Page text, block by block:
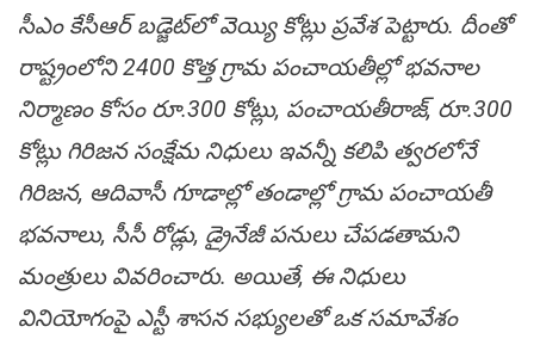
సీఎం కేసీఆర్‌ బ‌డ్జెట్‌లో వెయ్యి కోట్లు ప్ర‌వేశ పెట్టారు. దీంతో
రాష్ట్రంలోని 2400 కొత్త గ్రామ పంచాయ‌తీల్లో భ‌వ‌నాల
నిర్మాణం కోసం రూ.300 కోట్లు, పంచాయ‌తీరాజ్‌, రూ.300
కోట్లు గిరిజ‌న సంక్షేమ నిధులు ఇవ‌న్నీ క‌లిపి త్వరలోనే
గిరిజ‌న‌, ఆదివాసీ గూడాల్లో తండాల్లో గ్రామ పంచాయ‌తీ
భ‌వ‌నాలు, సీసీ రోడ్లు, డ్రైనేజీ ప‌నులు చేప‌డ‌తామ‌ని
మంత్రులు వివ‌రించారు. అయితే, ఈ నిధులు
వినియోగంపై ఎస్టీ శాస‌న స‌భ్యుల‌తో ఒక స‌మావేశం